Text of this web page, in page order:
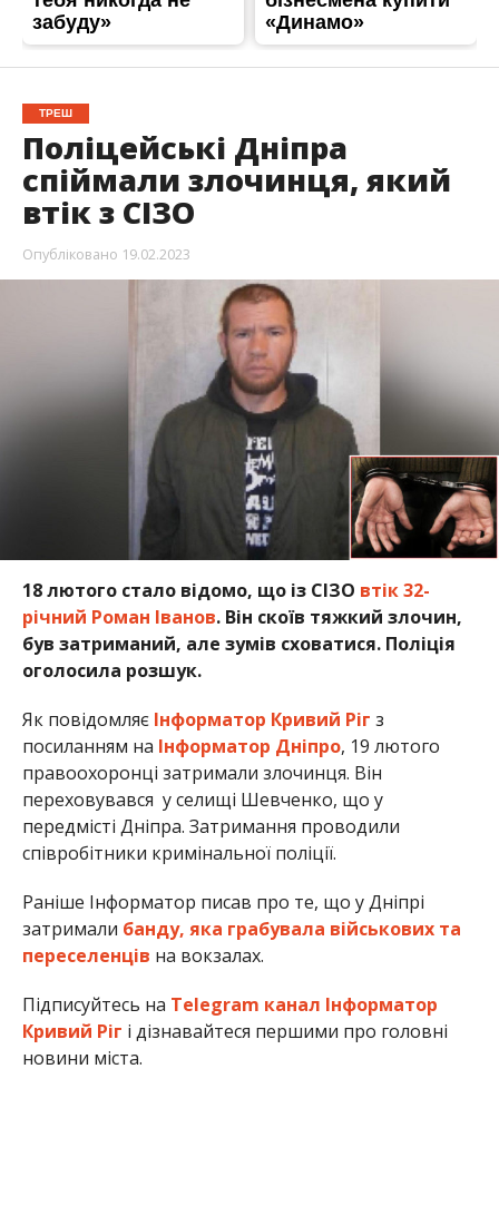
ТРЕШ
Поліцейські Дніпра
спіймали злочинця, який
втік з СІЗО
Опубліковано 19.02.2023
18 лютого стало відомо, що із СІЗО втік 32-
річний Роман Іванов. Він скоїв тяжкий злочин,
був затриманий, але зумів сховатися. Поліція
оголосила розшук.
Як повідомляє Інформатор Кривий Ріг з
посиланням на Інформатор Дніпро, 19 лютого
правоохоронці затримали злочинця. Він
переховувався у селищі Шевченко, що у
передмісті Дніпра. Затримання проводили
співробітники кримінальної поліції.
Раніше Інформатор писав про те, що у Дніпрі
затримали банду, яка грабувала військових та
переселенців на вокзалах.
Підписуйтесь на Telegram канал Інформатор
Кривий Ріг і дізнавайтеся першими про головні
новини міста.